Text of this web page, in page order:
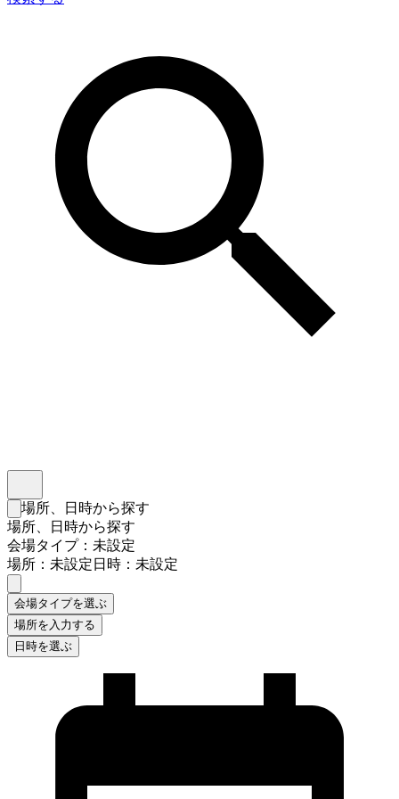
検索フォームを閉じる
場所、日時から探す
場所、日時から探す
会場タイプ：未設定
場所：未設定日時：未設定
会場タイプを選ぶ
場所を入力する
日時を選ぶ